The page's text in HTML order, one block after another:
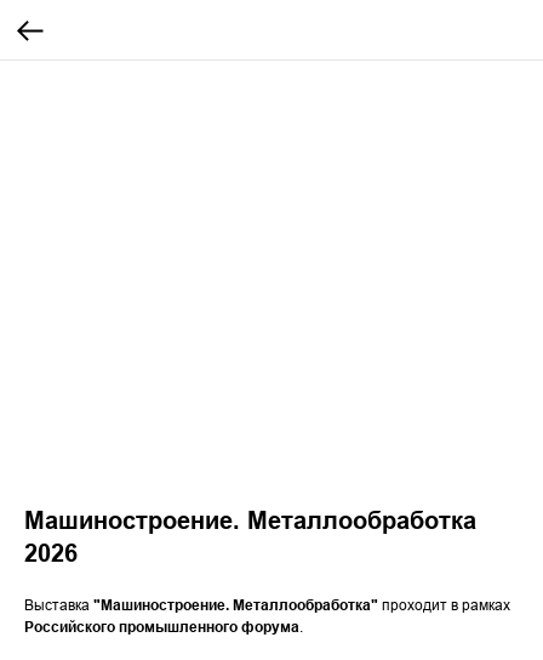
Машиностроение. Металлообработка
2026
Выставка "Машиностроение. Металлообработка" проходит в рамках
Российского промышленного форума.